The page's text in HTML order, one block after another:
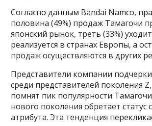
Согласно данным Bandai Namco,
половина (49%) продаж Тамагочи
японский рынок, треть (33%)
реализуется в странах Европы, а
продаж осуществляются в других
Представители компании
среди представителей поколения
помнят пик популярности
нового поколения обретает статус
атрибута. Эта тенденция